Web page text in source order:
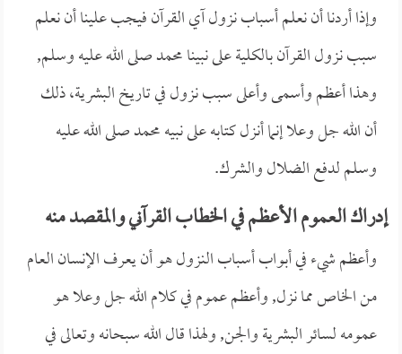
وإذا أردنا أن نعلم أسباب نزول آي القرآن فيجب علينا أن نعلم
سبب نزول القرآن بالكلية على نبينا محمد صلى الله عليه وسلم,
وهذا أعظم وأسمى وأعلى سبب نزول في تاريخ البشرية، ذلك
أن الله جل وعلا إنما أنزل كتابه على نبيه محمد صلى الله عليه
وسلم لدفع الضلال والشرك.
إدراك العموم الأعظم في الخطاب القرآني والمقصد منه
وأعظم شيء في أبواب أسباب النزول هو أن يعرف الإنسان العام
من الخاص مما نزل, وأعظم عموم في كلام الله جل وعلا هو
عمومه لسائر البشرية والجن, ولهذا قال الله سبحانه وتعالى في